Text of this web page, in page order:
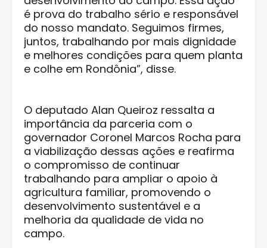
é prova do trabalho sério e responsável
do nosso mandato. Seguimos firmes,
juntos, trabalhando por mais dignidade
e melhores condições para quem planta
e colhe em Rondônia”, disse.
O deputado Alan Queiroz ressalta a
importância da parceria com o
governador Coronel Marcos Rocha para
a viabilização dessas ações e reafirma
o compromisso de continuar
trabalhando para ampliar o apoio à
agricultura familiar, promovendo o
desenvolvimento sustentável e a
melhoria da qualidade de vida no
campo.